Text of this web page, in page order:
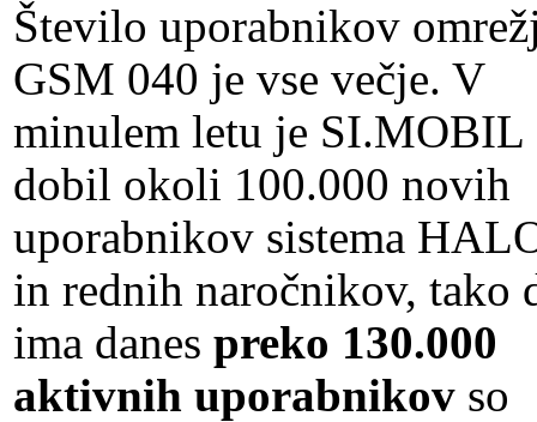
Število uporabnikov
GSM 040 je vse večje. V
minulem letu je SI.MOBIL
dobil okoli 100.000 novih
uporabnikov sistema
in rednih naročnikov, tako
ima danes preko 130.000
aktivnih uporabnikov so